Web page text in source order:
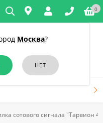
Москва?
0
и диктофонов в Москве
сотового сигнала "Тарвион